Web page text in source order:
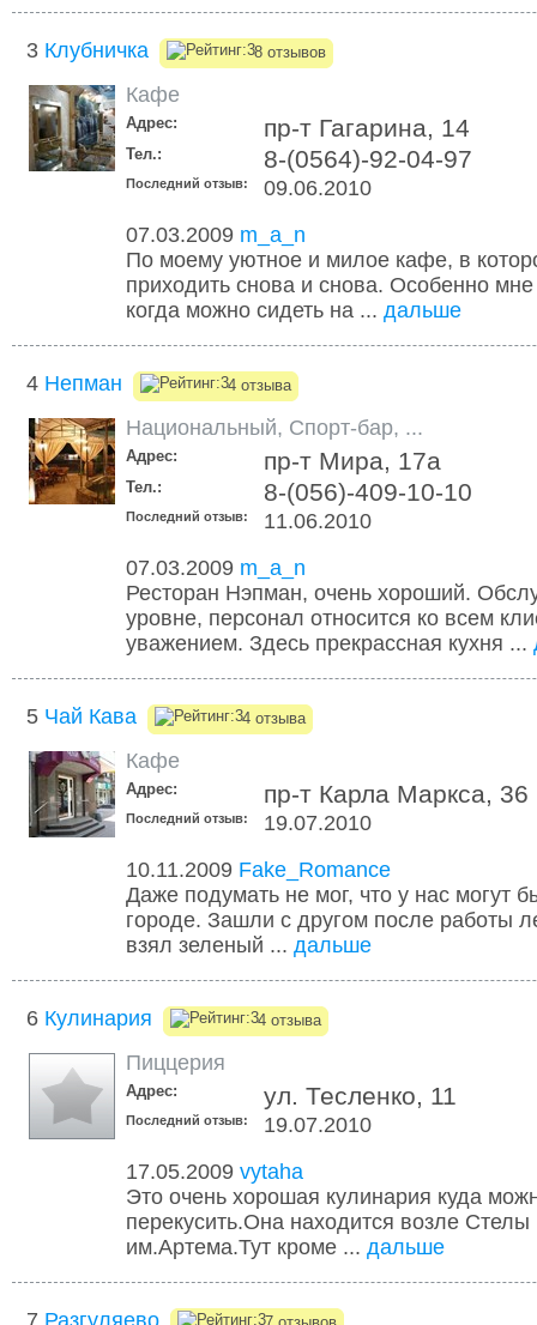
3 Клубничка 8 отзывов
Кафе
Адрес: пр-т Гагарина, 14
Тел.: 8-(0564)-92-04-97
Последний отзыв:
09.06.2010
07.03.2009 m_a_n
По моему уютное и милое кафе, в
приходить снова и снова. Особенно
когда можно сидеть на ... дальше
4 Непман 4 отзыва
Национальный, Спорт-бар, ...
Адрес: пр-т Мира, 17а
Тел.: 8-(056)-409-10-10
Последний отзыв:
11.06.2010
07.03.2009 m_a_n
Ресторан Нэпман, очень хороший.
уровне, персонал относится ко всем
уважением. Здесь прекрассная кухня ...
5 Чай Кава 4 отзыва
Кафе
Адрес: пр-т Карла Маркса, 36
Последний отзыв:
19.07.2010
10.11.2009 Fake_Romance
Даже подумать не мог, что у нас могут
городе. Зашли с другом после работы
взял зеленый ... дальше
6 Кулинария 4 отзыва
Пиццерия
Адрес: ул. Тесленко, 11
Последний отзыв:
19.07.2010
17.05.2009 vytaha
Это очень хорошая кулинария куда
перекусить.Она находится возле
им.Артема.Тут кроме ... дальше
7 Разгуляево